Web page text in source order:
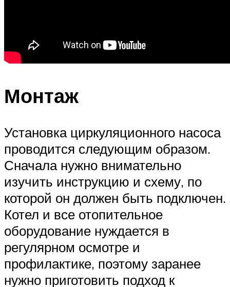
Монтаж
Установка циркуляционного насоса
проводится следующим образом.
Сначала нужно внимательно
изучить инструкцию и схему, по
которой он должен быть подключен.
Котел и все отопительное
оборудование нуждается в
регулярном осмотре и
профилактике, поэтому заранее
нужно приготовить подход к